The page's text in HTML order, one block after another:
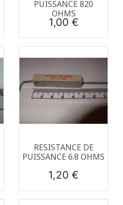
PUISSANCE 820
OHMS
Prix
1,00 €
RESISTANCE DE
PUISSANCE 6.8 OHMS
Prix
1,20 €